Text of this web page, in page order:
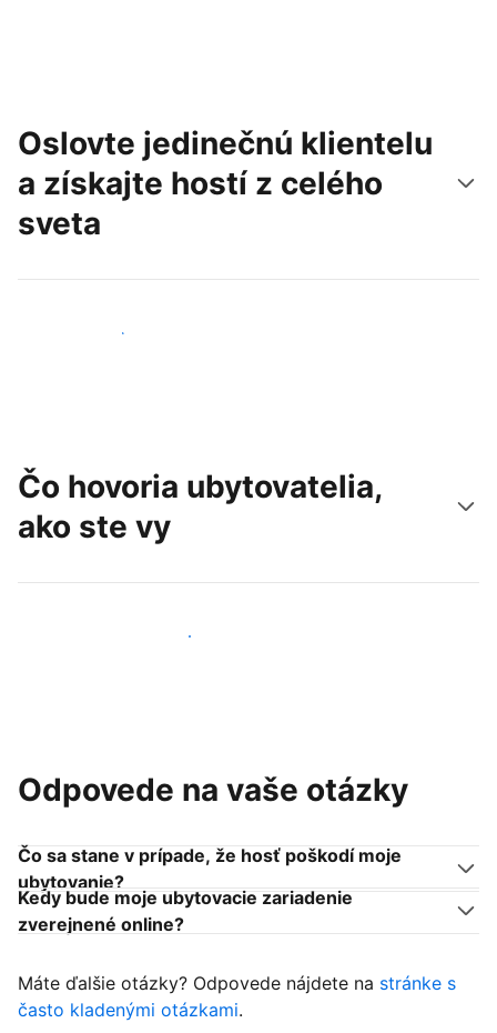
Oslovte jedinečnú klientelu
a získajte hostí z celého
sveta
Osloviť nových hostí
Čo hovoria ubytovatelia,
ako ste vy
Pridať sa k podobným ubytovateľom
Odpovede na vaše otázky
Čo sa stane v prípade, že hosť poškodí moje
ubytovanie?
Kedy bude moje ubytovacie zariadenie
zverejnené online?
Máte ďalšie otázky? Odpovede nájdete na stránke s
často kladenými otázkami.